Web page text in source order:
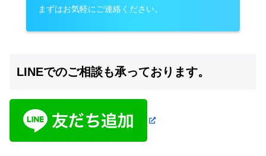
まずはお気軽にご連絡ください。
LINEでのご相談も承っております。